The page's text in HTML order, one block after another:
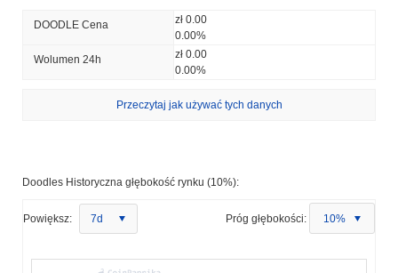
DOODLE Cena
zł 0.00
0.00%
Wolumen 24h
zł 0.00
0.00%
Przeczytaj jak używać tych danych
Doodles Historyczna głębokość rynku (10%):
Powiększ: 7d Próg głębokości: 10%